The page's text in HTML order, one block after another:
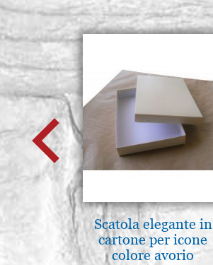
Scatola elegante in
cartone per icone
colore avorio